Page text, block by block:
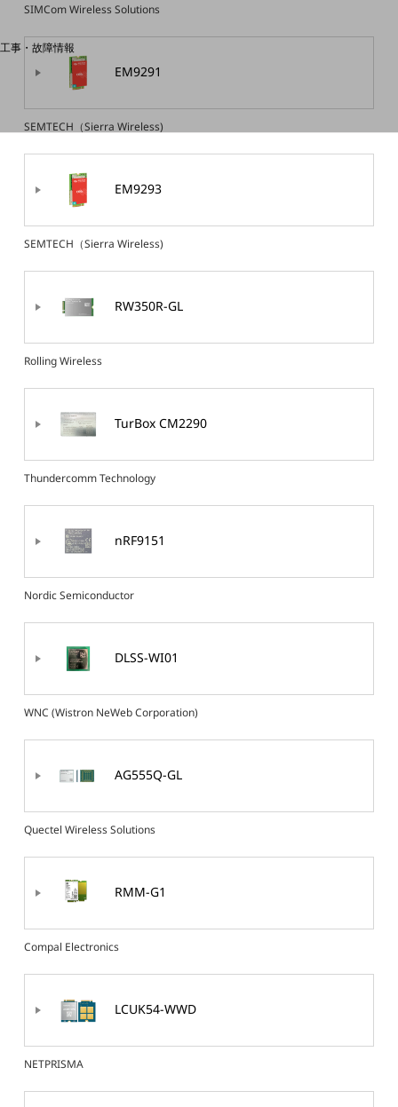
工事・故障情報
お客さまサポートサイト
SDPFナレッジセンター
NTTドコモ 通信障害情報
SIMCom Wireless Solutions
EM9291
SEMTECH（Sierra Wireless)
EM9293
SEMTECH（Sierra Wireless)
RW350R-GL
Rolling Wireless
TurBox CM2290
Thundercomm Technology
nRF9151
Nordic Semiconductor
DLSS-WI01
WNC (Wistron NeWeb Corporation)
AG555Q-GL
Quectel Wireless Solutions
RMM-G1
Compal Electronics
LCUK54-WWD
NETPRISMA